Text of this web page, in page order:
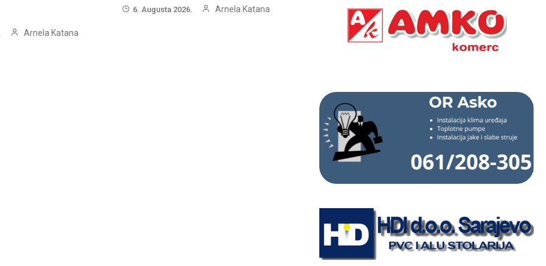
Arnela Katana
6. Augusta 2026. Arnela Katana